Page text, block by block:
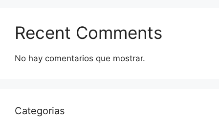
Recent Comments
No hay comentarios que mostrar.
Categorias